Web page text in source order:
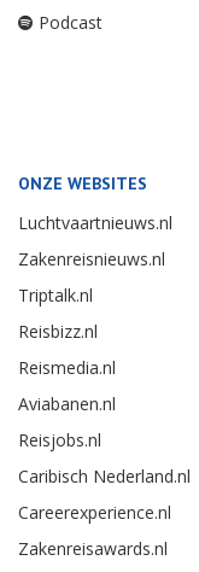
Podcast
ONZE WEBSITES
Luchtvaartnieuws.nl
Zakenreisnieuws.nl
Triptalk.nl
Reisbizz.nl
Reismedia.nl
Aviabanen.nl
Reisjobs.nl
Caribisch Nederland.nl
Careerexperience.nl
Zakenreisawards.nl